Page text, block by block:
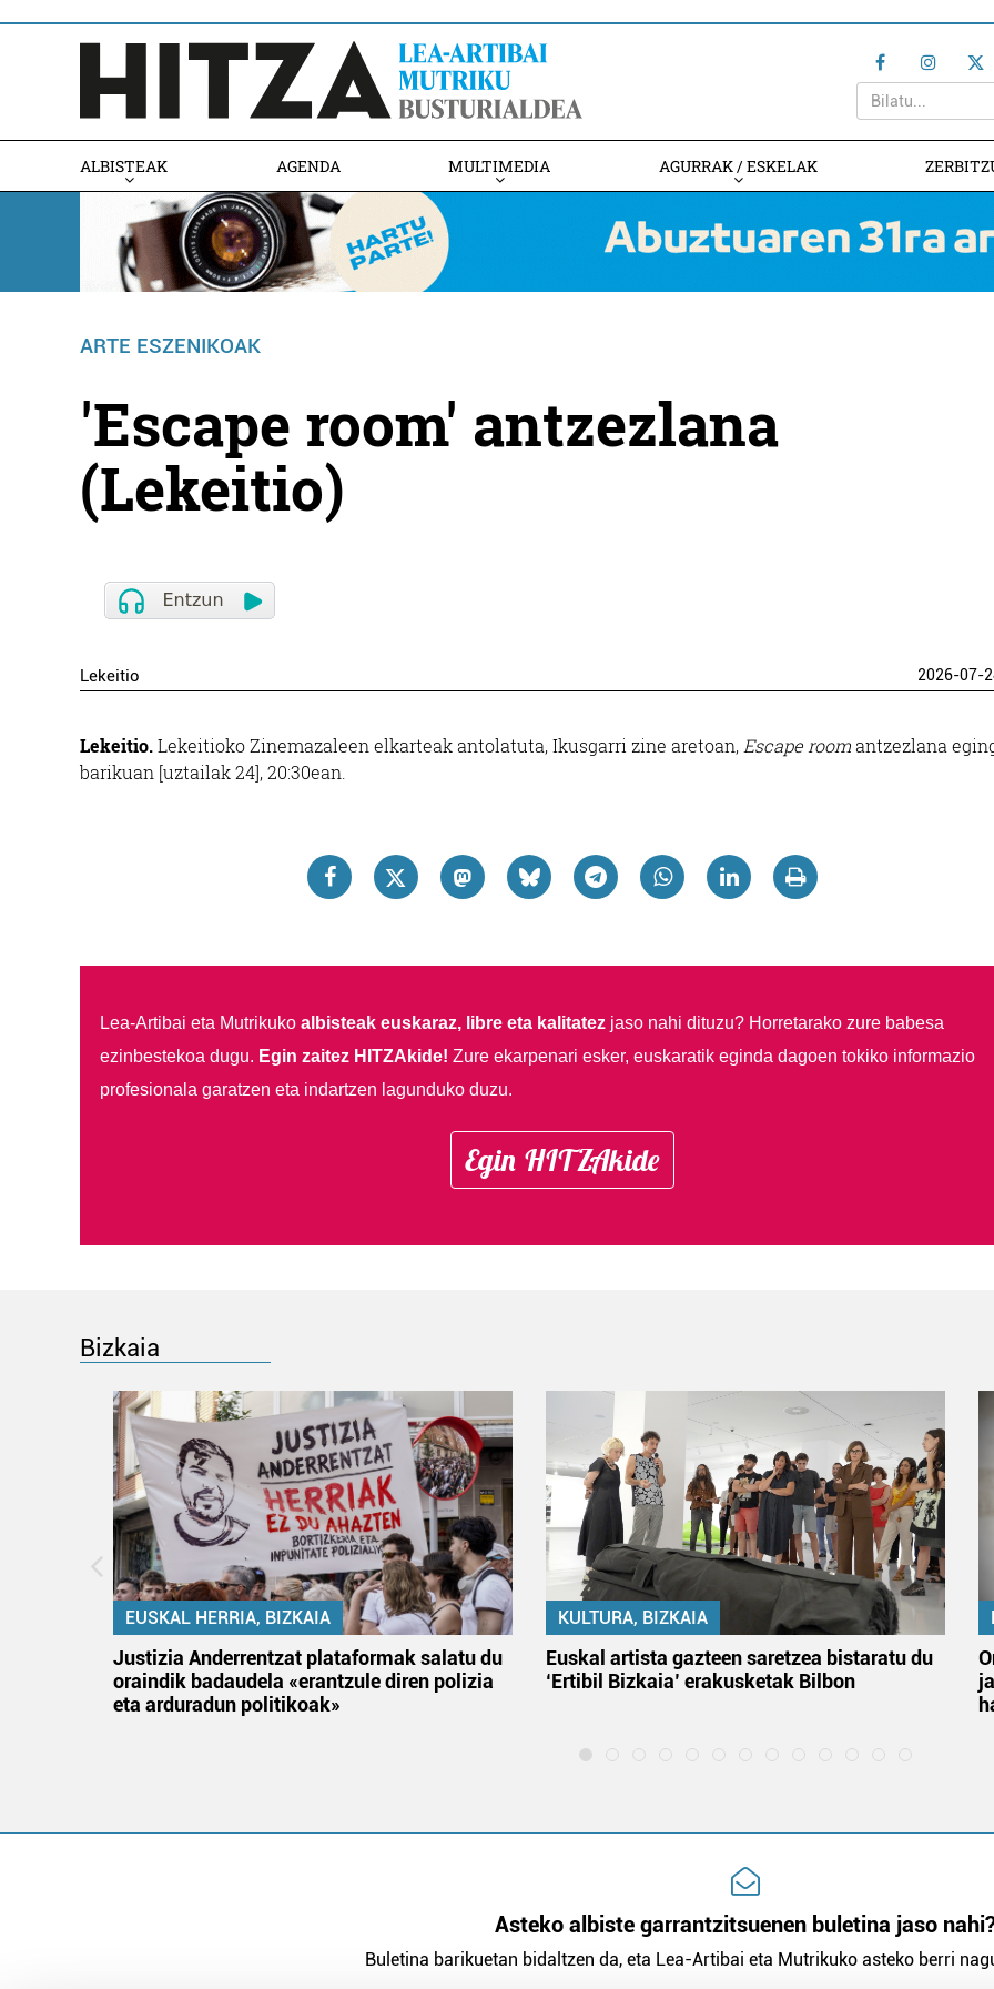
ALBISTEAK AGENDA MULTIMEDIA AGURRAK / ESKELAK
ARTE ESZENIKOAK
'Escape room' antzezlana
(Lekeitio)
Lekeitio 2026-07-
Lekeitio.Lekeitioko Zinemazaleen elkarteak antolatuta, Ikusgarri zine aretoan, Escape roomantzezlana
barikuan [uztailak 24], 20:30ean.
Lea-Artibai eta Mutrikuko albisteak euskaraz, libre eta kalitatezjaso nahi dituzu? Horretarako zure babesa
ezinbestekoa dugu. Egin zaitez HITZAkide! Zure ekarpenari esker, euskaratik eginda dagoen tokiko informazio
profesionala garatzen eta indartzen lagunduko duzu.
Egin HITZAkide
Bizkaia
EUSKAL HERRIA, BIZKAIA
Justizia Anderrentzat plataformak salatu du
oraindik badaudela «erantzule diren polizia
eta arduradun politikoak»
KULTURA, BIZKAIA
Euskal artista gazteen saretzea bistaratu du
‘Ertibil Bizkaia’ erakusketak Bilbon
Asteko albiste garrantzitsuenen buletina jaso
Buletina barikuetan bidaltzen da, eta Lea-Artibai eta Mutrikuko asteko berri